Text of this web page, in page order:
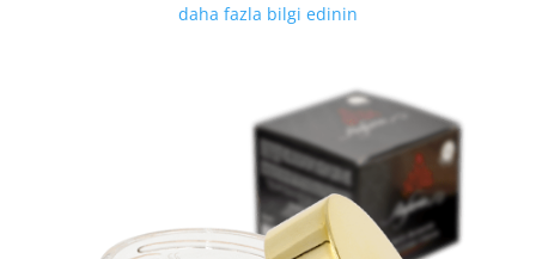
daha fazla bilgi edinin